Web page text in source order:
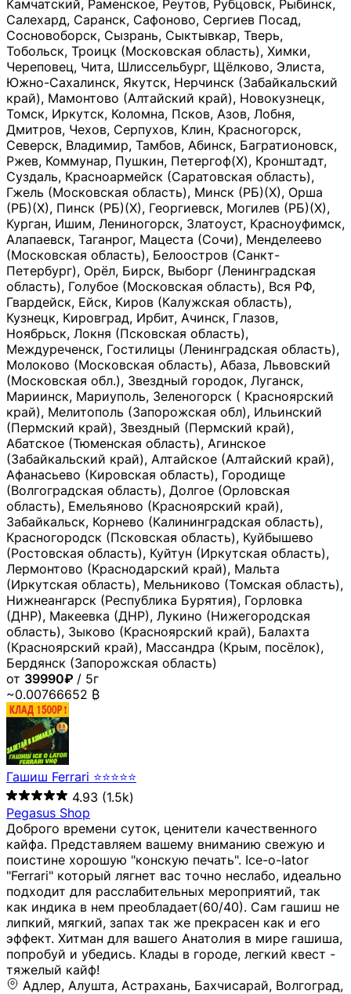
Камчатский, Раменское, Реутов, Рубцовск, Рыбинск,
Салехард, Саранск, Сафоново, Сергиев Посад,
Сосновоборск, Сызрань, Сыктывкар, Тверь,
Тобольск, Троицк (Московская область), Химки,
Череповец, Чита, Шлиссельбург, Щёлково, Элиста,
Южно-Сахалинск, Якутск, Нерчинск (Забайкальский
край), Мамонтово (Алтайский край), Новокузнецк,
Томск, Иркутск, Коломна, Псков, Азов, Лобня,
Дмитров, Чехов, Серпухов, Клин, Красногорск,
Северск, Владимир, Тамбов, Абинск, Багратионовск,
Ржев, Коммунар, Пушкин, Петергоф(Х), Кронштадт,
Суздаль, Красноармейск (Саратовская область),
Гжель (Московская область), Минск (РБ)(Х), Орша
(РБ)(Х), Пинск (РБ)(Х), Георгиевск, Могилев (РБ)(Х),
Курган, Ишим, Лениногорск, Златоуст, Красноуфимск,
Алапаевск, Таганрог, Мацеста (Сочи), Менделеево
(Московская область), Белоостров (Санкт-
Петербург), Орёл, Бирск, Выборг (Ленинградская
область), Голубое (Московская область), Вся РФ,
Гвардейск, Ейск, Киров (Калужская область),
Кузнецк, Кировград, Ирбит, Ачинск, Глазов,
Ноябрьск, Локня (Псковская область),
Междуреченск, Гостилицы (Ленинградская область),
Молоково (Московская область), Абаза, Львовский
(Московская обл.), Звездный городок, Луганск,
Мариинск, Мариуполь, Зеленогорск ( Красноярский
край), Мелитополь (Запорожская обл), Ильинский
(Пермский край), Звездный (Пермский край),
Абатское (Тюменская область), Агинское
(Забайкальский край), Алтайское (Алтайский край),
Афанасьево (Кировская область), Городище
(Волгоградская область), Долгое (Орловская
область), Емельяново (Красноярский край),
Забайкальск, Корнево (Калининградская область),
Красногородск (Псковская область), Куйбышево
(Ростовская область), Куйтун (Иркутская область),
Лермонтово (Краснодарский край), Мальта
(Иркутская область), Мельниково (Томская область),
Нижнеангарск (Республика Бурятия), Горловка
(ДНР), Макеевка (ДНР), Лукино (Нижегородская
область), Зыково (Красноярский край), Балахта
(Красноярский край), Массандра (Крым, посёлок),
Бердянск (Запорожская область)
от 39990₽ / 5г
~0.00766652 ₿
Гашиш Ferrari ⭐⭐⭐⭐⭐
4.93 (1.5k)
Pegasus Shop
Доброго времени суток, ценители качественного
кайфа. Представляем вашему вниманию свежую и
поистине хорошую "конскую печать". Ice-o-lator
"Ferrari" который лягнет вас точно неслабо, идеально
подходит для расслабительных мероприятий, так
как индика в нем преобладает(60/40). Сам гашиш не
липкий, мягкий, запах так же прекрасен как и его
эффект. Хитман для вашего Анатолия в мире гашиша,
попробуй и убедись. Клады в городе, легкий квест -
тяжелый кайф!
Адлер, Алушта, Астрахань, Бахчисарай, Волгоград, Волжский, Евпатория, Екатеринбург, Ишимбай, Казань, Керчь, Копейск, Курск, Рыльск, Саки, Салават, Симферополь, Сочи, Старый Крым, Стерлитамак, Судак, Уфа, Феодосия, Хабаровск, Челябинск, Ялта, Джанкой, Новосибирск, Щёлкино, Санкт-Петербург, Мурманск, Сургут, Невинномысск, Черкесск, Усть-Лабинск, Геленджик, Ставрополь, Калуга, Елец, Лебедянь, Данков, Жуковский, Оренбург, Орск (Оренбургская область), Магнитогорск, Пермь, Зеленоград, Солнечногорск, Нижний Новгород, Лысково, Заволжье, Кстово, Балахна (Нижегородская область), Богородск, Бор (Нижегородская область), Саратов, Энгельс, Ижевск, Тюмень, Ростов-на-Дону, Шахты, Новочеркасск, Батайск, Аксай, Люберцы, Истра, Москва, Армавир, Краснодар, Магадан, Самара, Анапа, Славянск-на-Кубани, Чаплыгин, Липецк, Нижний Тагил, Орехово-Зуево, Усть-Джегута, Лянтор, Нефтеюганск, Пыть-Ях, Урень, Ветлуга, Шахунья, Новороссийск, Крымск, Тимашёвск, Тольятти, Воткинск, Звенигород, Руза, Можайск, Белгород, Воронеж, Соликамск, Нытва, Лысьва (Пермский край), Чусовой, Кунгур, Краснокамск, Миасс, Губаха, Тула, Новомосковск, Донской, Омск, Льгов, Мытищи, Королёв, Ивантеевка, Балашиха, Семилуки, Кудымкар, Старый Оскол, Оса (Пермский край), Одинцово (Московская область), Ханты-Мансийск, Лабинск, Темрюк, Курганинск, Белореченск (Краснодарский край), Алупкa, Губкин, Рязань, Калининград, Усть-Илимск, Фрязино, Минеральные Воды, Пятигорск, Кострома, Ярославль, Коркино, Верхняя Пышма, Подольск, Красноярск, Смоленск, Долгопрудный, Чебоксары, Калачинск, Канск, Киров (Кировская область), Вологда, Рославль, Владивосток, Обнинск, Балабаново (Калужская область), Малоярославец, Брянск, Видное, Ярцево, Вязьма, Гагарин, Приволжск, Фурманов, Чайковский, Кинешма, Горячий Ключ, Улан-Удэ, Туймазы, Дюртюли, Альметьевск, Нефтекамск, Хадыженск, Апшеронск, Майкоп, Уссурийск, Ульяновск, Гатчина, Луга (Ленинградская область), Надым, Ногинск, Электросталь, Железнодорожный (Московская область), Бутурлиновка, Кириллов, Краснознаменск (Калиниградская область), Мышкин, Томмот, Холм, Абакан, Абдулино, Агидель, Агрыз, Адыгейск, Азнакаево, Алатырь, Алдан, Алейск, Александров, Александровск, Алексеевка (Белгородская обл.), Алексин, Амурск, Анадырь, Ангарск, Андреаполь, Анжеро-Судженск, Анива, Апатиты, Арамиль, Ардон, Арзамас, Аркадак, Арсеньев, Артём, Артёмовский, Архангельск, Асбест, Асино, Аткарск, Ахтубинск, Аша, Бабаево (Вологодская область), Бавлы (Республика Татарстан), Байкальск, Бакал, Баксан, Балаклава, Балаково (Саратовская область), Балашов (Саратовская область), Балтийск, Барабинск, Барнаул, Барыш (Ульяновская область), Бежецк, Белая Калитва (Ростовская область), Белебей, Белогорск (Крым), Белозерск, Белокуриха, Беломорск, Белоозёрский (Московская область), Белорецк (Республика Башкортостан), Кызыл, Белоярский (Ханты-Мансийский АО), Бердск, Березники (Пермский край), Берёзовский (Кемеровская область), Берёзовский (Свердловская область), Беслан, Бийск, Бикин, Билибино, Биробиджан, Благовещенск (Амурская область), Благовещенск (Башкортостан), Бобров, Богородицк, Боготол, Богучар, Бокситогорск (Ленинградская область), Бологое (Тверская область), Болхов, Большой Камень (Приморский край), Борисоглебск (Воронежская область), Боровичи (Новгородская область), Боровск, Бородино, Братск, Бронницы (Московская область), Бугульма (Республика Татарстан), Бугуруслан (Оренбургская область), Буинск, Буй, Буйнакск, Валдай, Валуйки, Велиж, Великие Луки, Великий Новгород, Великий Устюг, Вельск, Венёв, Верещагино, Верхнеуральск, Верхний Уфалей, Верхняя Салда, Верхняя Тура, Весьегонск, Вилючинск, Вихоревка, Вичуга, Владикавказ, Волгодонск, Волгореченск, Володарск, Волосово, Волчанск, Вольск, Воркута, Ворсма, Всеволожск (Ленинградская область), Вуктыл, Выкса, Высоковск, Высоцк, Вытегра, Вышний Волочёк, Вяземский, Вязники, Вятские Поляны, Нея, Шилка, Гаврилов Посад, Гаврилов-Ям, Гай, Галич, Гдов, Голицыно, Горно-Алтайск, Горнозаводск, Горняк, Городец, Гороховец, Гремячинск, Грозный, Грязи, Грязовец, Губкинский, Гуково, Гулькевичи, Гурьевск (Калининградская область), Гурьевск (Кемеровская область), Гусев, Гусь-Хрустальный, Давлеканово, Далматово, Дальнегорск, Дегтярск, Дедовск, Демидов, Дербент, Десногорск, Дзержинск, Дзержинский (Московская область), Дивногорск, Димитровград, Дмитровск, Дно, Добрянка, Долинск, Домодедово, Донецк (ДНР), Дорогобуж, Дрезна, Дубна, Дудинка, Духовщина, Дятьково, Егорьевск, Елабуга, Елизово, Ельня (Будет изменено название), Емва, Енисейск, Ермолино, Ершов, Ессентуки, Ефремов, Железноводск, Железногорск (Красноярский край), Железногорск (Курская область), Железногорск-Илимский, Жигулёвск, Жиздра, Жирновск, Жуков, Жуковка, Заводоуковск, Заволжск, Задонск, Заинск, Заозёрный, Заозёрск, Западная Двина, Заполярный, Зарайск, Заречный (Пензенская область), Заречный (Свердловская область), Заринск, Звенигово, Зверево, Зеленогорск ( Ленинградская обл. ), Зеленоградск, Зеленодольск, Зеленокумск, Зерноград, Зима, Змеиногорск, Зубцов, Ивангород, Иваново, Ивдель, Избербаш, Изобильный, Иланский, Инза, Инкерман, Инта, Ипатово, Искитим, Йошкар-Ола, Кадников, Калач, Калач-на-Дону, Калининск, Калтан, Калязин, Камбарка, Каменка (Пензенская область), Каменногорск (Ленинградская область), Каменск-Уральский, Каменск-Шахтинский, Камень-на-Оби, Камешково, Камышин, Канаш, Кандалакша, Карабаново, Карабаш, Карачаевск, Каргат, Каргополь, Карпинск, Карталы, Касимов, Касли, Каспийск, Катав-Ивановск, Катайск, Качканар, Кашин, Кашира, Кемерово, Кемь, Кизел, Кизилюрт, Кизляр, Кимовск, Кимры, Кингисепп, Кинель, Киреевск, Киренск, Киржач, Кириши, Кирово-Чепецк, Кировск (Ленинградская область), Кировск (Мурманская область), Кирсанов, Киселёвск, Кисловодск, Климовск, Клинцы, Княгинино, Ковдор, Ковров, Когалым, Козельск, Козьмодемьянск, Кола, Кологрив, Колпашево, Колпино, Кольчугино, Комсомольск, Комсомольск-на-Амуре, Конаково, Кондопога, Кондрово, Константиновск, Кораблино, Кореновск, Корсаков, Коряжма, Костерёво, Костомукша, Котельники, Котельниково, Котельнич, Котлас, Котовск, Кохма, Красноармейск (Московская область), Краснозаводск, Краснознаменск (Московская область), Краснокаменск, Краснослободск (Волгоградская область), Краснотурьинск, Красноуральск, Красный Сулин, Кремёнки, Кропоткин, Кубинка, Кувшиново (Тверская область), Кудрово, Кулебаки, Кумертау, Курлово, Куровское, Куртамыш, Курчатов, Куса, Кушва, Кыштым, Лабытнанги, Лагань, Лаишево (Республика Татарстан), Лакинск, Лангепас, Лахденпохья, Ленинск-Кузнецкий, Ленск (Республика Саха), Лермонтов (Ставропольский край), Лесозаводск (Приморский край), Лесосибирск, Ливны (Орловская область), Ликино-Дулёво, Липки (Тульская область), Лиски (Воронежская область), Лихославль, Лодейное Поле, Ломоносов (Санкт-Петербург), Лосино-Петровский, Лукоянов, Луховицы, Лыткарино, Любань (Ленинградская область), Любим, Людиново, Магас, Майский, Макаров, Малая Вишера, Малгобек, Мамадыш, Мамоново, Мантурово, Маркс, Махачкала, Мглин, Мегион, Медвежьегорск, Медногорск, Медынь, Меленки, Мелеуз, Менделеевск, Мещовск, Микунь, Миллерово, Минусинск, Миньяр, Мирный (Архангельская область), Мирный (Якутия), Михайловка (Город), Михайловск (Свердловская область), Михайловск (Ставропольский край), Могоча, Можга, Моздок, Мончегорск, Морозовск, Моршанск, Мосальск, Муравленко, Мурино, Муром, Мценск, Мыски, Набережные Челны, Навашино (Нижегородская область), Назарово (Красноярский край), Назрань, Нальчик, Наро-Фоминск, Нарткала, Нарьян-Мар, Находка, Невель (Псковская область), Невельск, Невьянск, Нелидово (Тверская область), Неман, Нерехта (Костромская область), Нерюнгри, Нестеров, Нефтегорск (Самарская область), Нефтекумск, Нижневартовск, Нижнекамск (Республика Татарстан), Нижнеудинск, Нижние Серги, Нижний Ломов, Нижняя Тура, Николаевск-на-Амуре, Никольск (Вологодская область), Никольск (Пензенская область), Новая Ладога, Новая Ляля, Новоалександровск, Новоалтайск, Нововоронеж, Новодвинск, Новозыбков, Новокубанск, Новокуйбышевск, Новомичуринск, Новопавловск, Новоржев, Новосокольники, Новотроицк, Новоульяновск, Новоуральск, Новохопёрск, Новочебоксарск, Новошахтинск, Новый Оскол, Новый Уренгой, Норильск, Нурлат, Нягань, Нязепетровск, Няндома, Облучье, Обоянь, Озёрск (Калининградская область), Озёрск (Челябинская область), Озёры, Октябрьск (Самарская область), Октябрьский (Башкортостан), Окуловка (Новгородская область), Оленегорск, Олонец, Онега, Опочка, Осинники, Осташков, Остров, Острогожск, Отрадный, Оха, Павлово, Павловск (Воронежская область), Павловск (Санкт-Петербург), Павловский Посад, Партизанск, Певек, Пенза, Первоуральск, Перевоз, Пересвет, Переславль-Залесский, Пестово (Новгородская область), Петрозаводск, Петропавловск-Камчатский, Печоры, Пикалёво, Пионерский, Питкяранта, Плавск, Плёс, Подпорожье, Покачи, Покров, Покровск, Полесск, Полысаево, Полярные Зори, Полярный, Поронайск, Порхов, Похвистнево, Почеп, Починок, Пошехонье, Правдинск, Приморск (Калининградская область), Приморско-Ахтарск, Приозерск, Прокопьевск, Протвино, Прохладный, Пугачёв, Пудож, Пустошка, Пушкино, Пущино, Пыталово, Радужный (Владимирская область), Радужный (Ханты-Мансийский АО), Райчихинск, Раменское, Рассказово, Ревда, Реж, Реутов, Родники, Россошь, Ростов (Ярославская обл.), Рошаль, Ртищево, Рубцовск, Рузаевка, Рыбинск, Рыбное, Ряжск, Салехард, Сальск, Саранск, Сарапул, Саров, Сасово, Сатка, Сафоново, Саяногорск, Саянск, Светлогорск, Светлоград, Светлый, Светогорск (Ленинградская область), Свободный, Себеж, Северобайкальск, Северодвинск, Североуральск, Сегежа, Семикаракорск, Сенгилей, Серафимович, Сергач, Сергиев Посад, Сердобск, Сертолово (Ленинградская область), Сестрорецк (Ленинградская область), Сибай, Скопин, Славгород, Сланцы, Слободской, Слюдянка, Собинка, Советск (Кировская область), Советск (Калининградская область), Советск (Тульская область), Советская Гавань, Советский (Ханты-Мансийский АО), Сокол (Вологодская область), Солигалич, Соль-Илецк, Сольцы, Сортавала, Сосенский, Сосновоборск, Сосновый Бор (Ленинградская область), Сосногорск, Спас-Клепики, Спасск-Рязанский, С